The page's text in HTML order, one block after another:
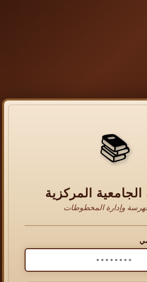
📚
الجامعية المركزية
وإدارة المخطوطات